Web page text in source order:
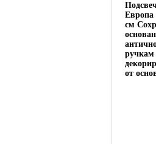
Европа
см
ручкам
от